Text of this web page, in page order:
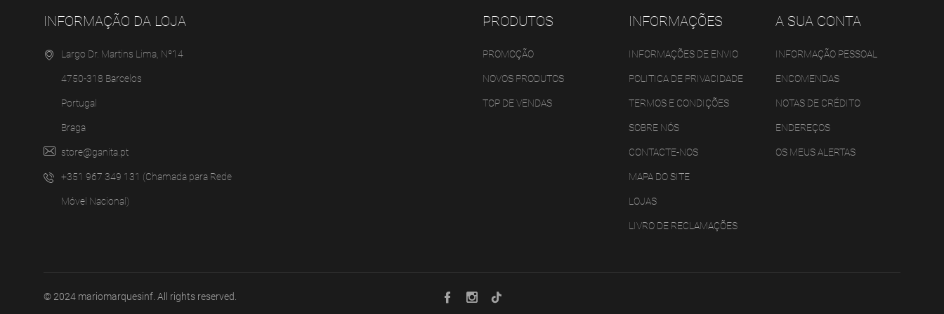
INFORMAÇÃO DA LOJA
Largo Dr. Martins Lima, Nº14
4750-318 Barcelos
Portugal
Braga
store@ganita.pt
+351 967 349 131 (Chamada para Rede
Móvel Nacional)
PRODUTOS
PROMOÇÃO
NOVOS PRODUTOS
TOP DE VENDAS
INFORMAÇÕES
INFORMAÇÕES DE ENVIO
POLITICA DE PRIVACIDADE
TERMOS E CONDIÇÕES
SOBRE NÓS
CONTACTE-NOS
MAPA DO SITE
LOJAS
LIVRO DE RECLAMAÇÕES
A SUA CONTA
INFORMAÇÃO PESSOAL
ENCOMENDAS
NOTAS DE CRÉDITO
ENDEREÇOS
OS MEUS ALERTAS
© 2024 mariomarquesinf . All rights reserved.